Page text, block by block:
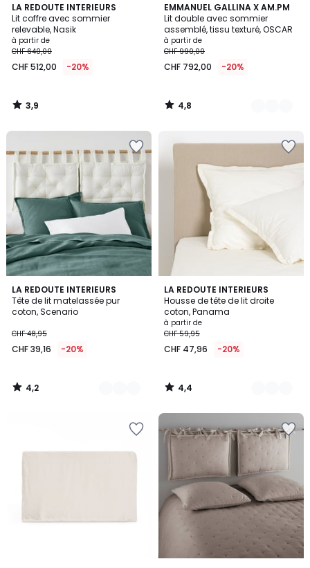
LA REDOUTE INTERIEURS
Lit coffre avec sommier
relevable, Nasik
à partir de
CHF 640,00
CHF 512,00 -20%
3,9
/ 5
3,9
/
EMMANUEL GALLINA X AM.PM
Lit double avec sommier
assemblé, tissu texturé, OSCAR
à partir de
CHF 990,00
CHF 792,00 -20%
4,8
/ 5
2
Couleurs
4,8
/
LA REDOUTE INTERIEURS
Tête de lit matelassée pur
coton, Scenario
CHF 48,95
CHF 39,16 -20%
4,2
/ 5
7
Couleurs
4,2
/
LA REDOUTE INTERIEURS
Housse de tête de lit droite
coton, Panama
à partir de
CHF 59,95
CHF 47,96 -20%
4,4
/ 5
4
Couleurs
4,4
/